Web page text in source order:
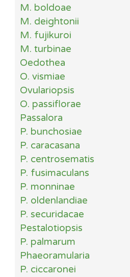
M. boldoae
M. deightonii
M. fujikuroi
M. turbinae
Oedothea
O. vismiae
Ovulariopsis
O. passiflorae
Passalora
P. bunchosiae
P. caracasana
P. centrosematis
P. fusimaculans
P. monninae
P. oldenlandiae
P. securidacae
Pestalotiopsis
P. palmarum
Phaeoramularia
P. ciccaronei